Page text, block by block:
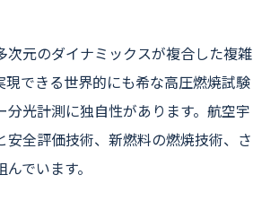
元のダイナミックスが複合した複雑
できる世界的にも希な高圧燃焼試験
光計測に独自性があります。航空宇
全評価技術、新燃料の燃焼技術、さ
でいます。